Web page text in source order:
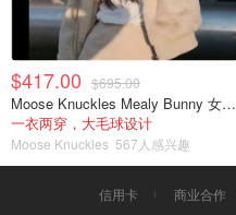
$417.00 $695.00
Moose Knuckles Mealy Bunny 女士双面穿连帽外套
一衣两穿，大毛球设计
Moose Knuckles 567人感兴趣
信用卡 商业合作